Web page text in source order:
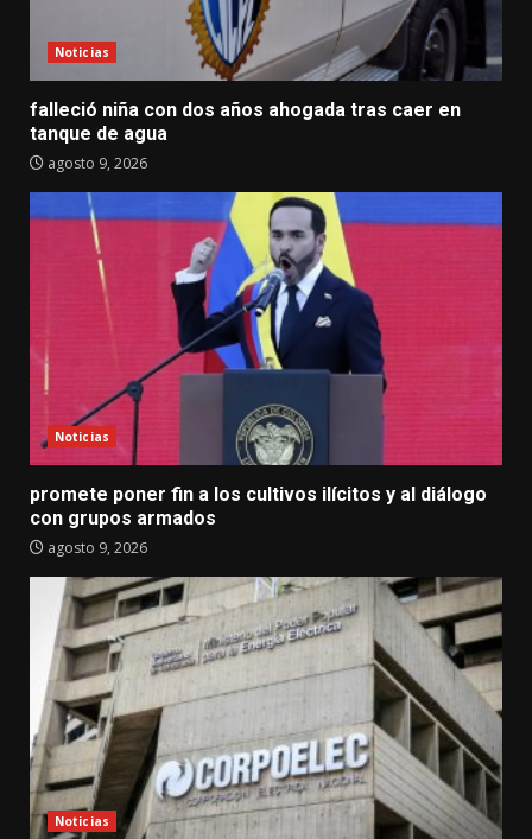
Noticias
falleció niña con dos años ahogada tras caer en
tanque de agua
agosto 9, 2026
Noticias
promete poner fin a los cultivos ilícitos y al diálogo
con grupos armados
agosto 9, 2026
Noticias